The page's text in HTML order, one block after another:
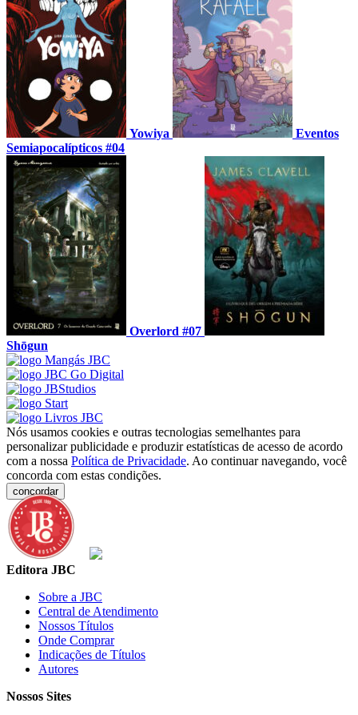
Yowiya
Eventos
Semiapocalípticos #04
Overlord #07
Shōgun
Nós usamos cookies e outras tecnologias semelhantes para
personalizar publicidade e produzir estatísticas de acesso de acordo
com a nossa Política de Privacidade. Ao continuar navegando, você
concorda com estas condições.
concordar
Editora JBC
Sobre a JBC
Central de Atendimento
Nossos Títulos
Onde Comprar
Indicações de Títulos
Autores
Nossos Sites